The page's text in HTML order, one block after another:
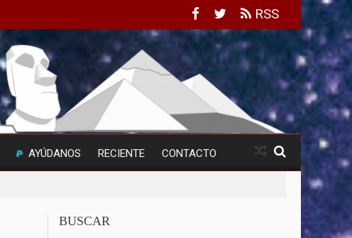
RSS
AYÚDANOS RECIENTE CONTACTO
BUSCAR